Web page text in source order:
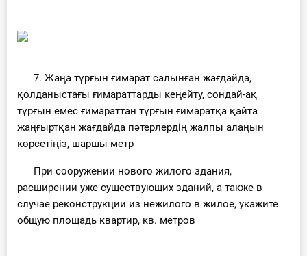
7. Жаңа тұрғын ғимарат салынған жағдайда,
қолданыстағы ғимараттарды кеңейту, сондай-ақ
тұрғын емес ғимараттан тұрғын ғимаратқа қайта
жаңғыртқан жағдайда пәтерлердің жалпы алаңын
көрсетіңіз, шаршы метр
При сооружении нового жилого здания,
расширении уже существующих зданий, а также в
случае реконструкции из нежилого в жилое, укажите
общую площадь квартир, кв. метров